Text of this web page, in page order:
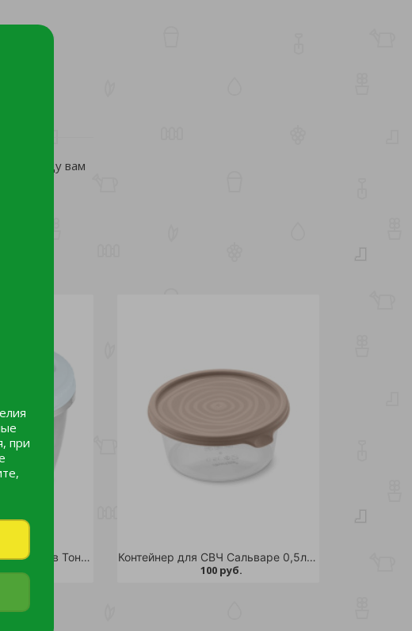
при
и всюду вам
Банка для сыпучих продуктов Тондо 1,2л с завинчивающейся крышкой светло-голубая Контейнер для СВЧ Сальваре 0,5л мокко /
100 руб.